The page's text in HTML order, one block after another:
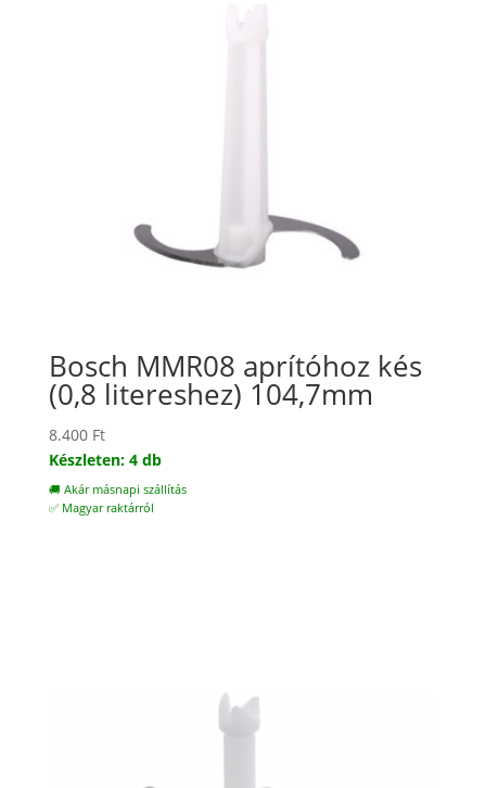
Bosch MMR08 aprítóhoz kés
(0,8 litereshez) 104,7mm
8.400 Ft
Készleten: 4 db
🚚 Akár másnapi szállítás
✅ Magyar raktárról